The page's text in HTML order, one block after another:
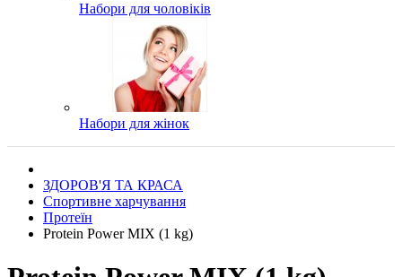
Набори для чоловіків
Набори для жінок
ЗДОРОВ'Я ТА КРАСА
Спортивне харчування
Протеїн
Protein Power MIX (1 kg)